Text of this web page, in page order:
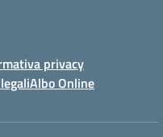
privacy
Albo Online